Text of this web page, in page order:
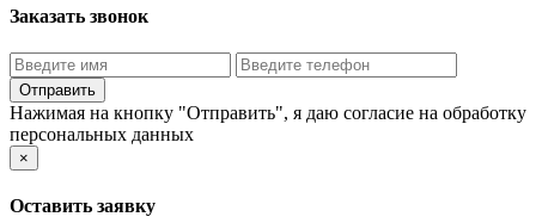
Заказать звонок
Нажимая на кнопку "Отправить", я даю согласие на обработку
персональных данных
×
Оставить заявку